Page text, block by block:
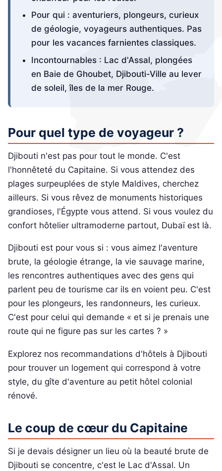
Pour qui : aventuriers, plongeurs, curieux
de géologie, voyageurs authentiques. Pas
pour les vacances farnientes classiques.
Incontournables : Lac d'Assal, plongées
en Baie de Ghoubet, Djibouti-Ville au lever
de soleil, îles de la mer Rouge.
Pour quel type de voyageur ?
Djibouti n'est pas pour tout le monde. C'est
l'honnêteté du Capitaine. Si vous attendez des
plages surpeuplées de style Maldives, cherchez
ailleurs. Si vous rêvez de monuments historiques
grandioses, l'Égypte vous attend. Si vous voulez du
confort hôtelier ultramoderne partout, Dubaï est là.
Djibouti est pour vous si : vous aimez l'aventure
brute, la géologie étrange, la vie sauvage marine,
les rencontres authentiques avec des gens qui
parlent peu de tourisme car ils en voient peu. C'est
pour les plongeurs, les randonneurs, les curieux.
C'est pour celui qui demande « et si je prenais une
route qui ne figure pas sur les cartes ? »
Explorez nos recommandations d'hôtels à Djibouti
pour trouver un logement qui correspond à votre
style, du gîte d'aventure au petit hôtel colonial
rénové.
Le coup de cœur du Capitaine
Si je devais désigner un lieu où la beauté brute de
Djibouti se concentre, c'est le Lac d'Assal. Un